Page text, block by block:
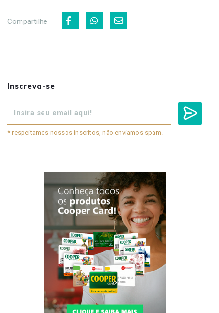
Compartilhe
Inscreva-se
* respeitamos nossos inscritos, não enviamos spam.